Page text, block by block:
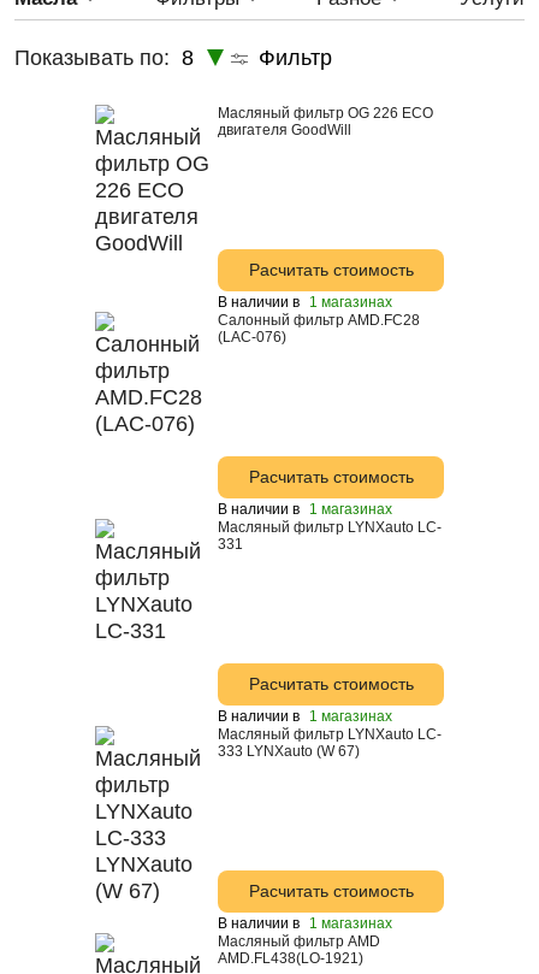
LYNX
LYNXauto
SPEEDMATE
WOG
ZIC
ВОЛГА-ОИЛ
Astrohim
Лукойл
Castrol
Mann
Honda
Hyundai
Liqui Moly
Mitsubishi
Mobil
Motul
Nissan
Shell
Suprotec
5W-20
5w-40
Показывать по: 8 Фильтр
Масляный фильтр OG 226 ECO
двигателя GoodWill
Расчитать стоимость
В наличии в
1 магазинах
Салонный фильтр AMD.FC28
(LAC-076)
Расчитать стоимость
В наличии в
1 магазинах
Масляный фильтр LYNXauto LC-
331
Расчитать стоимость
В наличии в
1 магазинах
Масляный фильтр LYNXauto LC-
333 LYNXauto (W 67)
Расчитать стоимость
В наличии в
1 магазинах
Масляный фильтр AMD
AMD.FL438(LO-1921)